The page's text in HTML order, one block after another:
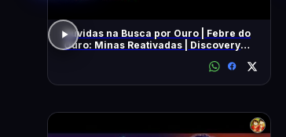
Dúvidas na Busca por Ouro | Febre do
Ouro: Minas Reativadas | Discovery